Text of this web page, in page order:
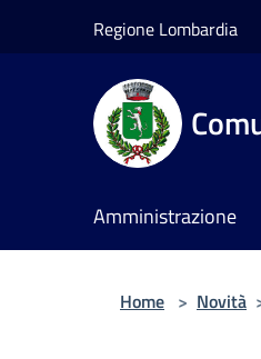
Regione Lombardia
Amministrazione
Home > Novità